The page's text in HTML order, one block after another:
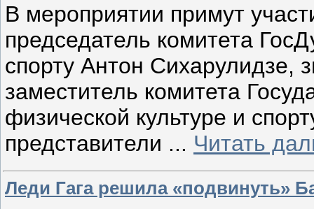
В мероприятии примут
председатель комитета
спорту Антон Сихарулидзе,
заместитель комитета
физической культуре и
представители ... Читать
Леди Гага решила «подвинуть»